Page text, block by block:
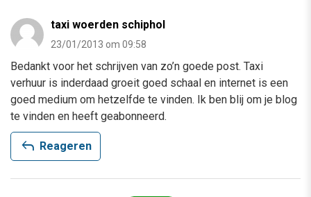
taxi woerden schiphol
23/01/2013 om 09:58
Bedankt voor het schrijven van zo’n goede post. Taxi
verhuur is inderdaad groeit goed schaal en internet is een
goed medium om hetzelfde te vinden. Ik ben blij om je blog
te vinden en heeft geabonneerd.
reply Reageren